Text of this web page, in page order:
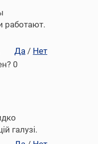
работают.
Да / Нет
0
галузі.